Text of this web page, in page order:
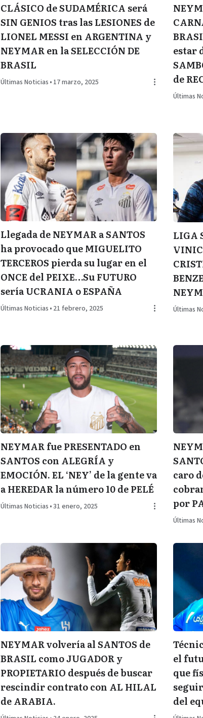
CLÁSICO de SUDAMÉRICA será
SIN GENIOS tras las LESIONES de
LIONEL MESSI en ARGENTINA y
NEYMAR en la SELECCIÓN DE
BRASIL
Últimas Noticias • 17 marzo, 2025
estar
de
Últimas
Llegada de NEYMAR a SANTOS
ha provocado que MIGUELITO
TERCEROS pierda su lugar en el
ONCE del PEIXE…Su FUTURO
sería UCRANIA o ESPAÑA
Últimas Noticias • 21 febrero, 2025
LIGA
Últimas
NEYMAR fue PRESENTADO en
SANTOS con ALEGRÍA y
EMOCIÓN. EL ‘NEY’ de la gente va
a HEREDAR la número 10 de PELÉ
Últimas Noticias •31 enero, 2025
caro
por
Últimas
NEYMAR volvería al SANTOS de
BRASIL como JUGADOR y
PROPIETARIO después de buscar
rescindir contrato con AL HILAL
de ARABIA.
el
que
del